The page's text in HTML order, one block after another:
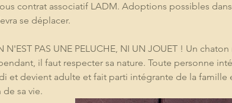
contrat associatif LADM. Adoptions possibles
se déplacer.
N'EST PAS UNE PELUCHE, NI UN JOUET ! Un
il faut respecter sa nature. Toute personne
et devient adulte et fait parti intégrante de la
sa vie.